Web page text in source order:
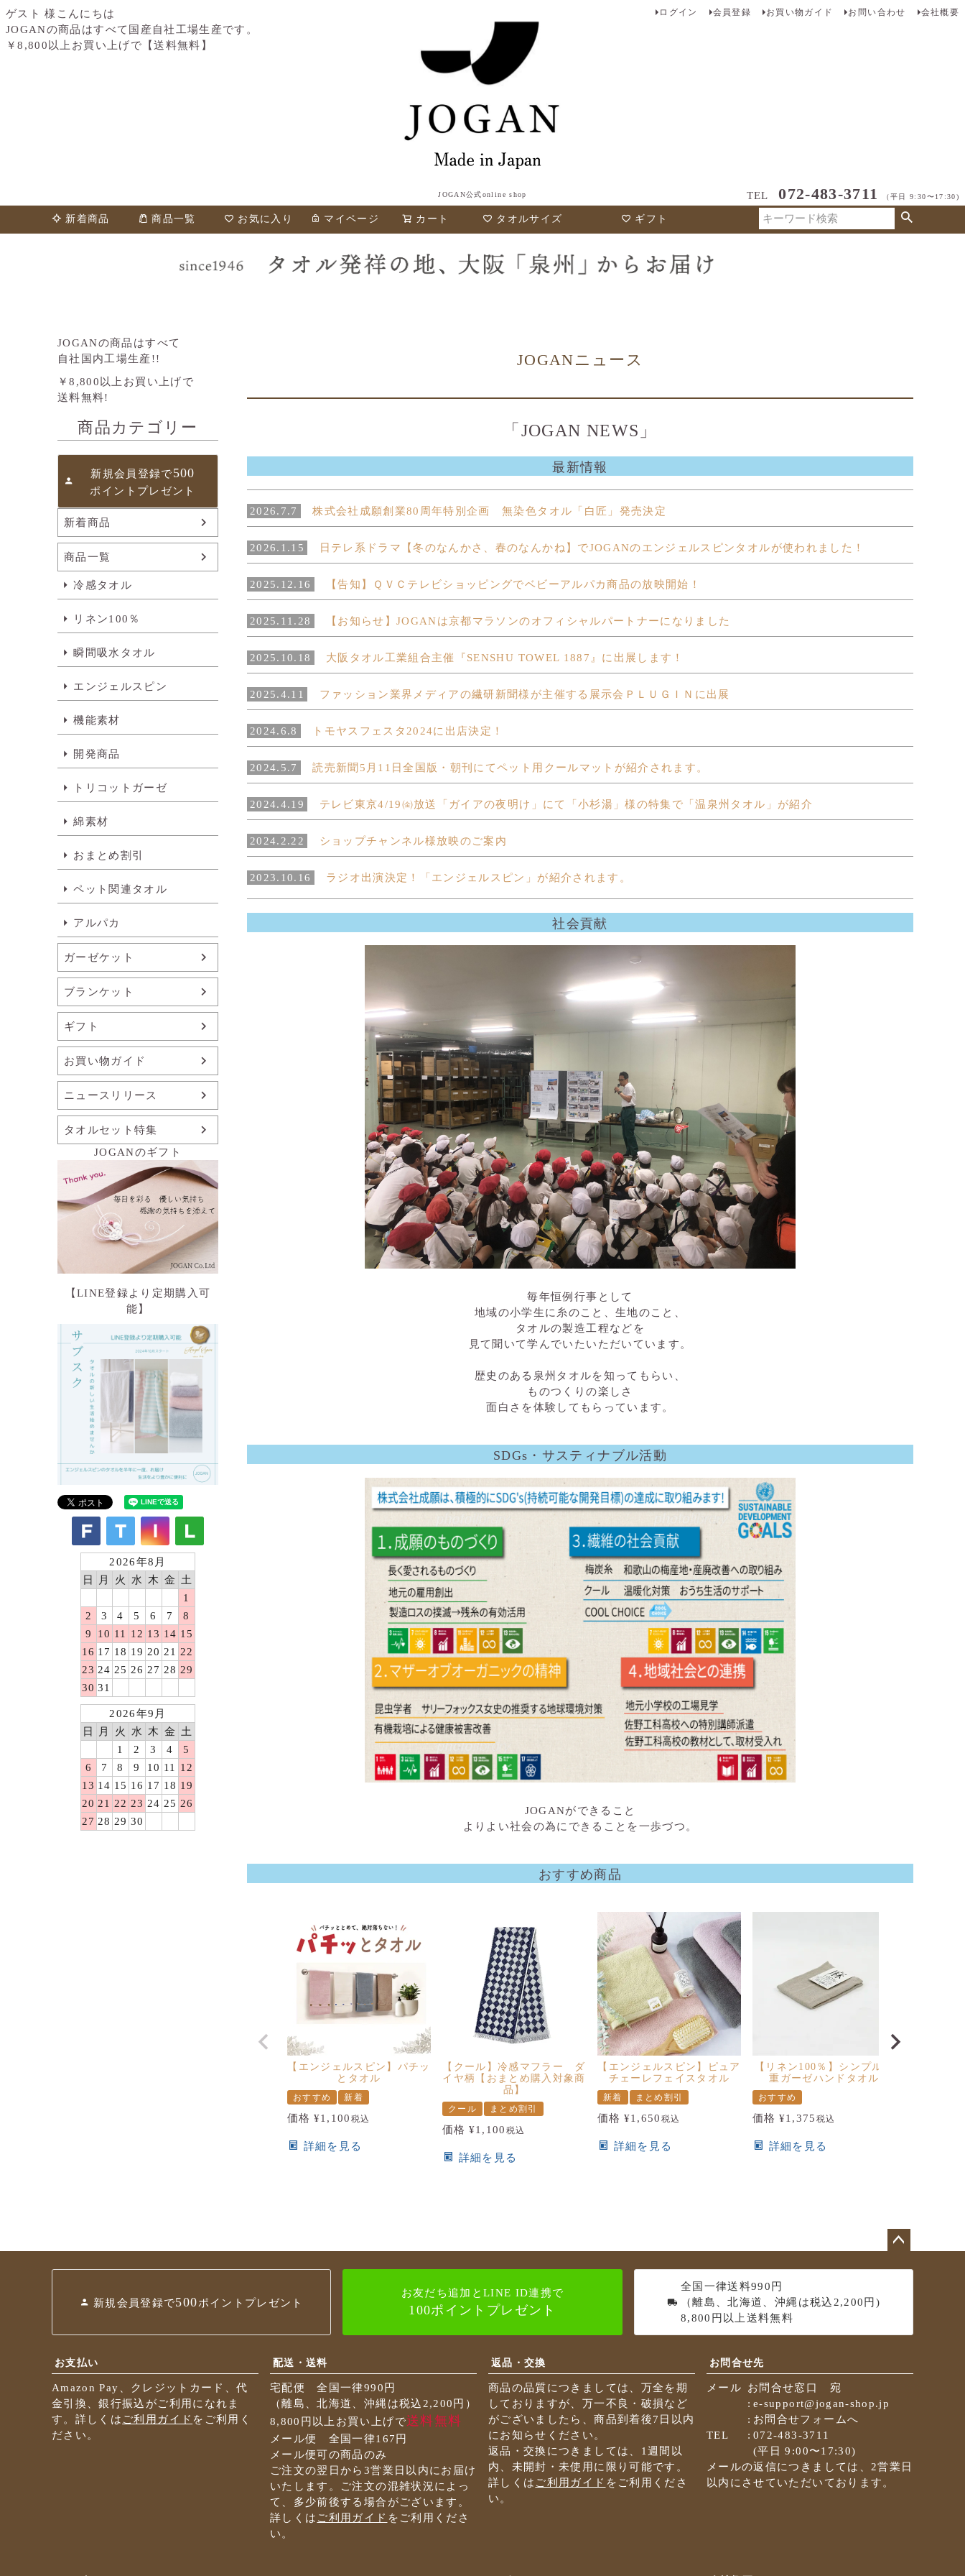
ゲスト 様こんにちは
JOGANの商品はすべて国産自社工場生産です。
￥8,800以上お買い上げで【送料無料】
JOGAN公式online shop
ログイン 会員登録 お買い物ガイド お問い合わせ 会社概要
TEL 072-483-3711 （平日 9:30〜17:30)
新着商品 商品一覧 お気に入り マイページ カート タオルサイズ ギフト
検索
JOGANの商品はすべて
自社国内工場生産!!
￥8,800以上お買い上げで
送料無料!
商品カテゴリー
新規会員登録で500
ポイントプレゼント
新着商品
商品一覧
冷感タオル
リネン100％
瞬間吸水タオル
エンジェルスピン
機能素材
開発商品
トリコットガーゼ
綿素材
おまとめ割引
ペット関連タオル
アルパカ
ガーゼケット
ブランケット
ギフト
お買い物ガイド
ニュースリリース
タオルセット特集
JOGANのギフト
【LINE登録より定期購入可
能】
2026年8月
日
月 火 水 木 金
土
1
2
3 4 5 6 7
8
9
10 11 12 13 14 15
16 17 18 19 20 21
22
23 24 25 26 27 28 29
30 31
2026年9月
日
月 火 水 木 金
土
1
2 3 4
5
6
7 8 9 10 11
12
13 14 15 16 17 18 19
20 21 22 23 24 25 26
27 28 29 30
JOGANニュース
「JOGAN NEWS」
最新情報
2026.7.7 株式会社成願創業80周年特別企画 無染色タオル「白匠」発売決定
2026.1.15 日テレ系ドラマ【冬のなんかさ、春のなんかね】でJOGANのエンジェルスピンタオルが使われました！
2025.12.16 【告知】ＱＶＣテレビショッピングでベビーアルパカ商品の放映開始！
2025.11.28 【お知らせ】JOGANは京都マラソンのオフィシャルパートナーになりました
2025.10.18 大阪タオル工業組合主催『SENSHU TOWEL 1887』に出展します！
2025.4.11 ファッション業界メディアの繊研新聞様が主催する展示会ＰＬＵＧＩＮに出展
2024.6.8 トモヤスフェスタ2024に出店決定！
2024.5.7 読売新聞5月11日全国版・朝刊にてペット用クールマットが紹介されます。
2024.4.19 テレビ東京4/19㈮放送「ガイアの夜明け」にて「小杉湯」様の特集で「温泉州タオル」が紹介
2024.2.22 ショップチャンネル様放映のご案内
2023.10.16 ラジオ出演決定！「エンジェルスピン」が紹介されます。
社会貢献
毎年恒例行事として
地域の小学生に糸のこと、生地のこと、
タオルの製造工程などを
見て聞いて学んでいたいただいています。
歴史のある泉州タオルを知ってもらい、
ものつくりの楽しさ
面白さを体験してもらっています。
SDGs・サスティナブル活動
JOGANができること
よりよい社会の為にできることを一歩づつ。
おすすめ商品
【エンジェルスピン】パチッ
とタオル
おすすめ 新着
価格 ¥1,100 税込
詳細を見る
【クール】冷感マフラー ダ
イヤ柄【おまとめ購入対象商
品】
クール まとめ割引
価格 ¥1,100 税込
詳細を見る
【エンジェルスピン】ピュア
チェーレフェイスタオル
新着 まとめ割引
価格 ¥1,650 税込
詳細を見る
【リネン100％】シンプル２
重ガーゼハンドタオル
おすすめ
価格 ¥1,375 税込
詳細を見る
新規会員登録で500ポイントプレゼント
お友だち追加とLINE ID連携で
100ポイントプレゼント
全国一律送料990円
（離島、北海道、沖縄は税込2,200円)
8,800円以上送料無料
お支払い
Amazon Pay、クレジットカード、代
金引換、銀行振込がご利用になれま
す。詳しくは ご利用ガイド をご利用く
ださい。
配送・送料
宅配便 全国一律990円
（離島、北海道、沖縄は税込2,200円）
8,800円以上お買い上げで送料無料
メール便 全国一律167円
メール便可の商品のみ
ご注文の翌日から3営業日以内にお届け
いたします。ご注文の混雑状況によっ
て、多少前後する場合がございます。
詳しくは ご利用ガイド をご利用くださ
い。
返品・交換
商品の品質につきましては、万全を期
しておりますが、万一不良・破損など
がございましたら、商品到着後7日以内
にお知らせください。
返品・交換につきましては、1週間以
内、未開封・未使用に限り可能です。
詳しくは ご利用ガイド をご利用くださ
い。
お問合せ先
メール
お問合せ窓口 宛
e-support@jogan-shop.jp
お問合せフォームへ
TEL
072-483-3711
(平日 9:00〜17:30)
メールの返信につきましては、2営業日
以内にさせていただいております。